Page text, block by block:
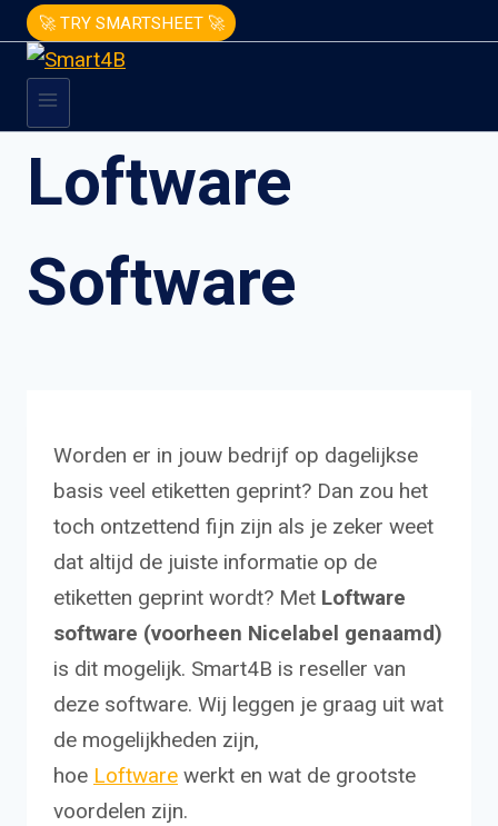
🚀 TRY SMARTSHEET 🚀
Loftware
Software
Worden er in jouw bedrijf op dagelijkse
basis veel etiketten geprint? Dan zou het
toch ontzettend fijn zijn als je zeker weet
dat altijd de juiste informatie op de
etiketten geprint wordt? Met Loftware
software (voorheen Nicelabel genaamd)
is dit mogelijk. Smart4B is reseller van
deze software. Wij leggen je graag uit wat
de mogelijkheden zijn,
hoe Loftware werkt en wat de grootste
voordelen zijn.